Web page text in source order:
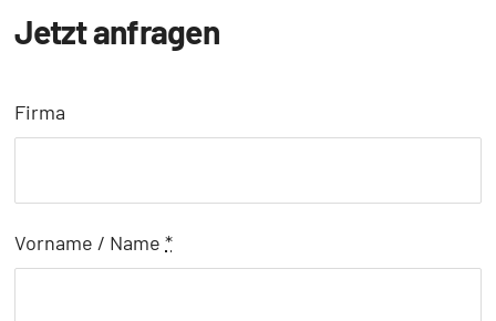
Jetzt anfragen
Firma
Vorname / Name*